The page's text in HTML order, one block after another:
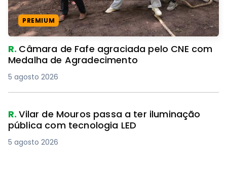
PREMIUM
R. Câmara de Fafe agraciada pelo CNE com
Medalha de Agradecimento
5 agosto 2026
R.Vilar de Mouros passa a ter iluminação
pública com tecnologia LED
5 agosto 2026